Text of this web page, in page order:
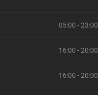
05:00 - 23:00
16:00 - 20:00
16:00 - 20:00